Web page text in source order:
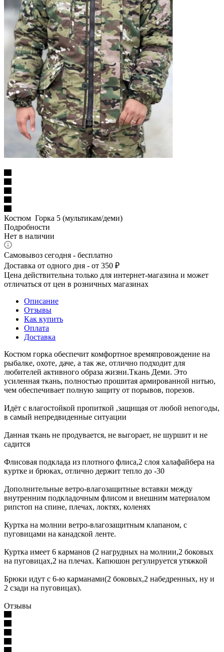
Костюм Горка 5 (мультикам/деми)
Подробности
Нет в наличии
Самовывоз сегодня - бесплатно
Доставка от одного дня - от 350 ₽
Цена действительна только для интернет-магазина и может
отличаться от цен в розничных магазинах
Описание
Отзывы
Как купить
Оплата
Доставка
Костюм горка обеспечит комфортное времяпровождение на
рыбалке, охоте, даче, а так же, отлично подходит для
любителей активного образа жизни.Ткань Деми. Это
усиленная ткань, полностью прошитая армированной нитью,
чем обеспечивает полную защиту от порывов, порезов.
Идёт с влагостойкой пропиткой ,защищая от любой непогоды,
в самый непредвиденные ситуации
Данная ткань не продувается, не выгорает, не шуршит и не
садится
Флисовая подклада из плотного флиса,2 слоя халафайбера на
куртке и брюках, отлично держит тепло до -30
Дополнительные ветро-влагозащитные вставки между
внутренним подкладочным флисом и внешним материалом
рипстоп на спине, плечах, локтях, коленях
Куртка на молнии ветро-влагозащитным клапаном, с
пуговицами на канадской ленте.
Куртка имеет 6 карманов (2 нагрудных на молнии,2 боковых
на пуговицах,2 на плечах. Капюшон регулируется утяжкой
Брюки идут с 6-ю карманами(2 боковых,2 набедренных, ну и
2 сзади на пуговицах).
Отзывы